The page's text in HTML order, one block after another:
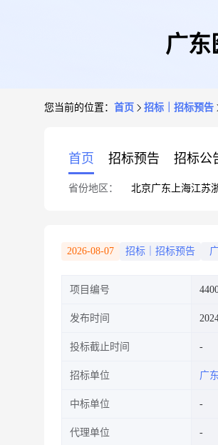
广东
您当前的位置： 首页 招标｜招标预告
首页 招标预告 招标公
省份地区： 北京广东 上海江苏
2026-08-07 招标｜招标预告
项目编号
发布时间
投标截止时间
招标单位 广
中标单位
代理单位